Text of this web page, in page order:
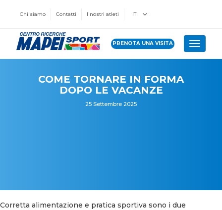
Chi siamo Contatti I nostri atleti IT
PRENOTA UNA VISITA Toggle
COME TORNARE IN FORMA
DOPO LE VACANZE
25 Settembre 2025
Corretta alimentazione e pratica sportiva sono i due